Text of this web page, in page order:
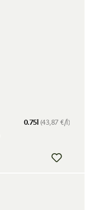
0.75l (43,87 €/l)